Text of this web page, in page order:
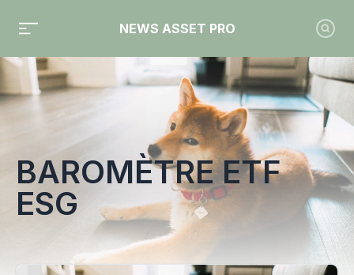
NEWS ASSET PRO
Toute l'actualité sur le tag "Baromètre ETF ESG"
BAROMÈTRE ETF
ESG